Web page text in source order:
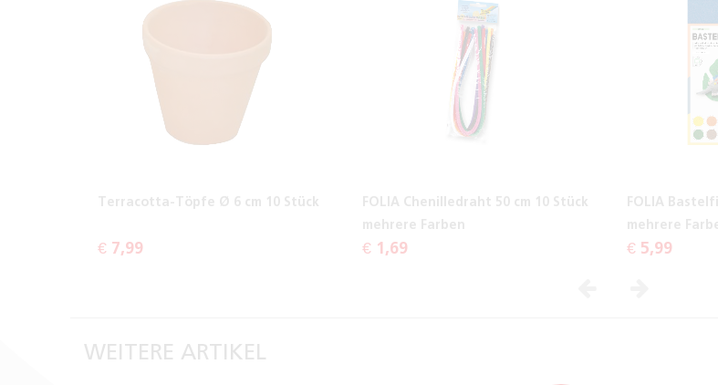
Terracotta-Töpfe Ø 6 cm 10 Stück
€ 7,99
FOLIA Chenilledraht 50 cm 10 Stück
mehrere Farben
€ 1,69
FOLIA
mehrere
€ 5,99
WEITERE ARTIKEL